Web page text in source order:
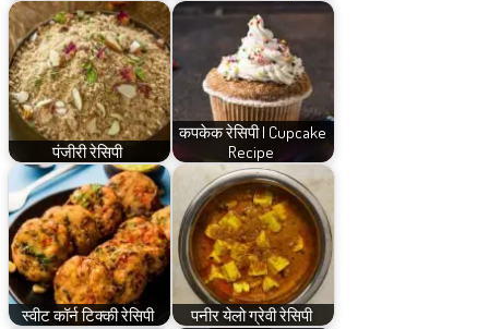
पंजीरी रेसिपी
कपकेक रेसिपी | Cupcake
Recipe
स्वीट कॉर्न टिक्की रेसिपी पनीर येलो ग्रेवी रेसिपी